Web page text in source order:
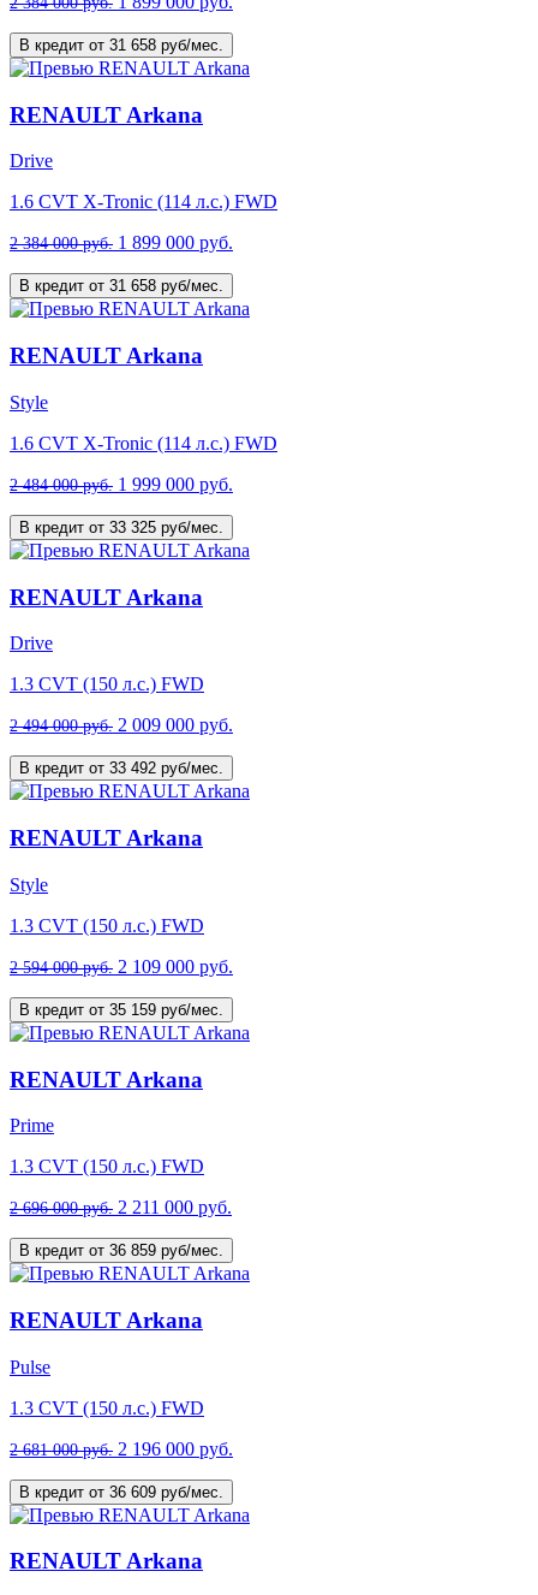
В кредит от 31 658 руб/мес.
RENAULT Arkana
Drive
1.6 CVT X-Tronic (114 л.с.) FWD
2 384 000 руб. 1 899 000 руб.
В кредит от 31 658 руб/мес.
RENAULT Arkana
Style
1.6 CVT X-Tronic (114 л.с.) FWD
2 484 000 руб. 1 999 000 руб.
В кредит от 33 325 руб/мес.
RENAULT Arkana
Drive
1.3 CVT (150 л.с.) FWD
2 494 000 руб. 2 009 000 руб.
В кредит от 33 492 руб/мес.
RENAULT Arkana
Style
1.3 CVT (150 л.с.) FWD
2 594 000 руб. 2 109 000 руб.
В кредит от 35 159 руб/мес.
RENAULT Arkana
Prime
1.3 CVT (150 л.с.) FWD
2 696 000 руб. 2 211 000 руб.
В кредит от 36 859 руб/мес.
RENAULT Arkana
Pulse
1.3 CVT (150 л.с.) FWD
2 681 000 руб. 2 196 000 руб.
В кредит от 36 609 руб/мес.
RENAULT Arkana